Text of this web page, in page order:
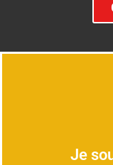
Je